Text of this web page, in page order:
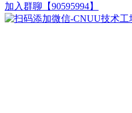
加入群聊【90595994】